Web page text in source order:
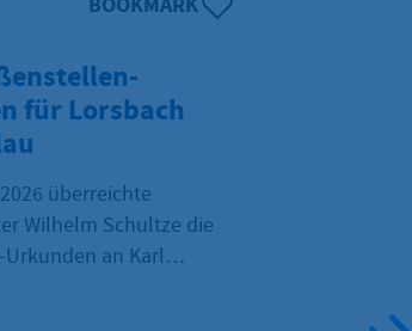
für Lorsbach
überreichte
Wilhelm Schultze die
Urkunden an Karl